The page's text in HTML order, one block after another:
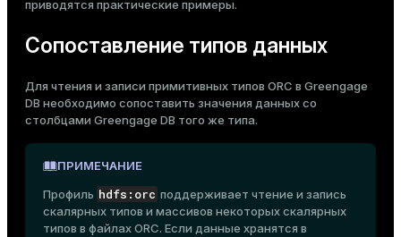
приводятся практические примеры.
Сопоставление типов данных
Для чтения и записи примитивных типов ORC в Greengage
DB необходимо сопоставить значения данных со
столбцами Greengage DB того же типа.
ПРИМЕЧАНИЕ
Профиль hdfs:orc поддерживает чтение и запись
скалярных типов и массивов некоторых скалярных
типов в файлах ORC. Если данные хранятся в